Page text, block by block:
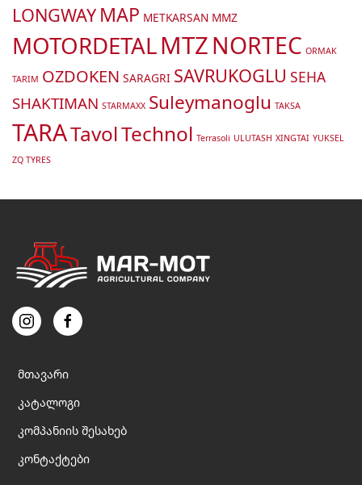
LONGWAY MAP METKARSAN MMZ
MOTORDETALMTZNORTEC ORMAK
TARIM OZDOKEN SARAGRI SAVRUKOGLU SEHA
SHAKTIMAN STARMAXX Suleymanoglu TAKSA
TARATavolTechnol Terrasoli ULUTASH XINGTAI YUKSEL
ZQ TYRES
მთავარი
კატალოგი
კომპანიის შესახებ
კონტაქტები